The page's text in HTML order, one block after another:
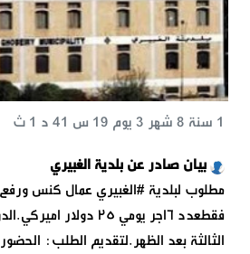
بيان صادر عن بلدية الغبيري
1 سنة 8 شهر 3 يوم 19 س 41 د 1 ث
مطلوب لبلدية #الغبيري عمال كنس ورفع
الثالثة بعد الظهر.لتقديم الطلب: